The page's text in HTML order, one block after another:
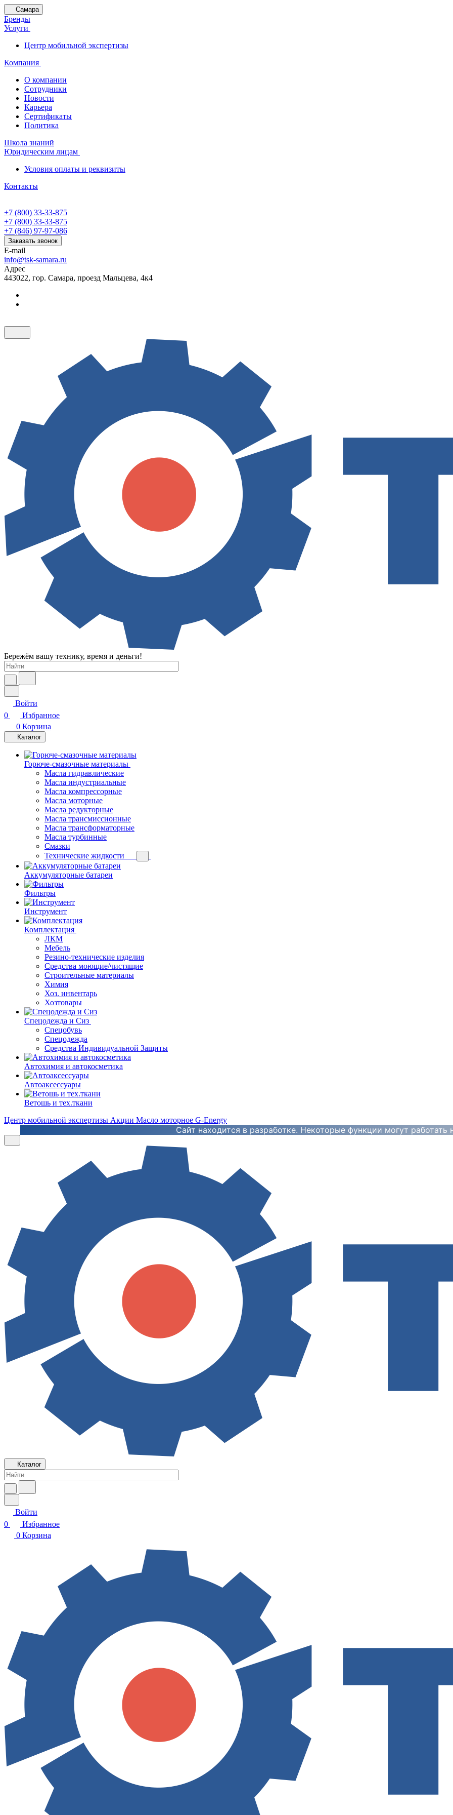
Самара
Бренды
Услуги
Центр мобильной экспертизы
Компания
О компании
Сотрудники
Новости
Карьера
Сертификаты
Политика
Школа знаний
Юридическим лицам
Условия оплаты и реквизиты
Контакты
+7 (800) 33-33-875
+7 (800) 33-33-875
+7 (846) 97-97-086
Заказать звонок
E-mail
info@tsk-samara.ru
Адрес
443022, гор. Самара, проезд Мальцева, 4к4
Бережём вашу технику, время и деньги!
Войти
0
Избранное
0 Корзина
Каталог
Горюче-смазочные материалы
Масла гидравлические
Масла индустриальные
Масла компрессорные
Масла моторные
Масла редукторные
Масла трансмиссионные
Масла трансформаторные
Масла турбинные
Смазки
Технические жидкости
Аккумуляторные батареи
Фильтры
Инструмент
Комплектация
ЛКМ
Мебель
Резино-технические изделия
Средства моющие/чистящие
Строительные материалы
Химия
Хоз. инвентарь
Хозтовары
Спецодежда и Сиз
Спецобувь
Спецодежда
Средства Индивидуальной Защиты
Автохимия и автокосметика
Автоаксессуары
Ветошь и тех.ткани
Центр мобильной экспертизы Акции Масло моторное G-Energy
Сайт находится в разработке. Некоторые функции могут работать
Каталог
Войти
0
Избранное
0 Корзина